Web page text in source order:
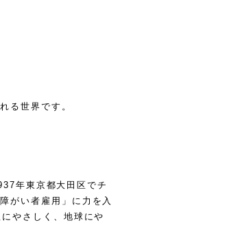
る世界です。
年東京都大田区でチ
がい者雇用」に力を入
やさしく、地球にや